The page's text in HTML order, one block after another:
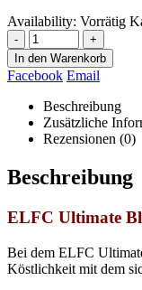
Availability: Vorrätig
-
+
In den Warenkorb
Facebook Email
Beschreibung
Zusätzliche
Rezensionen (0)
Beschreibung
ELFC Ultimate
Bei dem ELFC
Köstlichkeit mit dem